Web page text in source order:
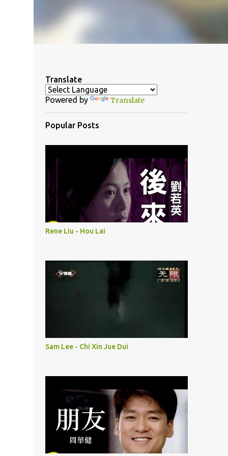
Translate
Powered by Translate
Popular Posts
Rene Liu - Hou Lai
Sam Lee - Chi Xin Jue Dui